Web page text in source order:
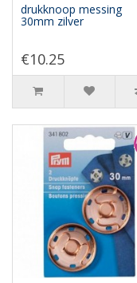
drukknoop messing
30mm zilver
€10.25